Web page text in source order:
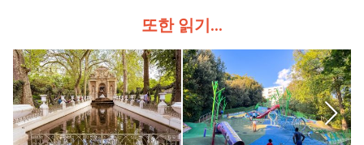
또한 읽기...